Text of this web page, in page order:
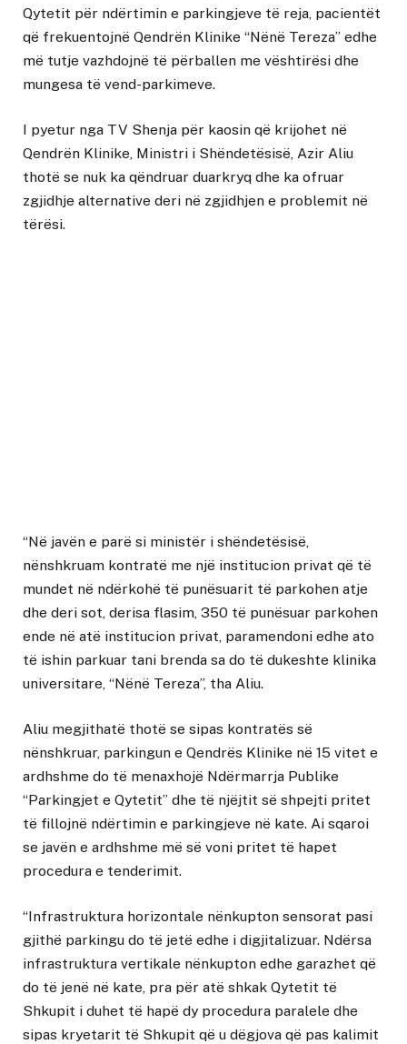
Qytetit për ndërtimin e parkingjeve të reja, pacientët
që frekuentojnë Qendrën Klinike “Nënë Tereza” edhe
më tutje vazhdojnë të përballen me vështirësi dhe
mungesa të vend-parkimeve.
I pyetur nga TV Shenja për kaosin që krijohet në
Qendrën Klinike, Ministri i Shëndetësisë, Azir Aliu
thotë se nuk ka qëndruar duarkryq dhe ka ofruar
zgjidhje alternative deri në zgjidhjen e problemit në
tërësi.
“Në javën e parë si ministër i shëndetësisë,
nënshkruam kontratë me një institucion privat që të
mundet në ndërkohë të punësuarit të parkohen atje
dhe deri sot, derisa flasim, 350 të punësuar parkohen
ende në atë institucion privat, paramendoni edhe ato
të ishin parkuar tani brenda sa do të dukeshte klinika
universitare, “Nënë Tereza”, tha Aliu.
Aliu megjithatë thotë se sipas kontratës së
nënshkruar, parkingun e Qendrës Klinike në 15 vitet e
ardhshme do të menaxhojë Ndërmarrja Publike
“Parkingjet e Qytetit” dhe të njëjtit së shpejti pritet
të fillojnë ndërtimin e parkingjeve në kate. Ai sqaroi
se javën e ardhshme më së voni pritet të hapet
procedura e tenderimit.
“Infrastruktura horizontale nënkupton sensorat pasi
gjithë parkingu do të jetë edhe i digjitalizuar. Ndërsa
infrastruktura vertikale nënkupton edhe garazhet që
do të jenë në kate, pra për atë shkak Qytetit të
Shkupit i duhet të hapë dy procedura paralele dhe
sipas kryetarit të Shkupit që u dëgjova që pas kalimit